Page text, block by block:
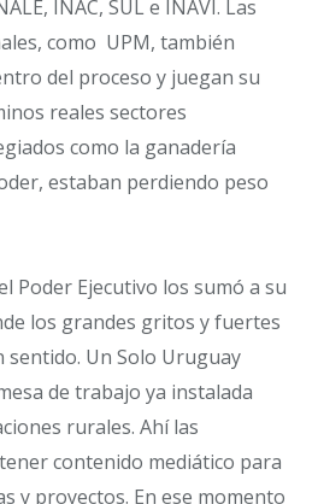
INAC, SUL e INAVI. Las
como UPM, también
del proceso y juegan su
reales sectores
como la ganadería
estaban perdiendo peso
Poder Ejecutivo los sumó a su
los grandes gritos y fuertes
sentido. Un Solo Uruguay
de trabajo ya instalada
rurales. Ahí las
contenido mediático para
y proyectos. En ese momento